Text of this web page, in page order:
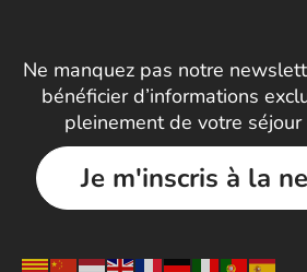
Ne manquez pas notre
bénéficier d’informations
pleinement de votre
Je m'inscris à la